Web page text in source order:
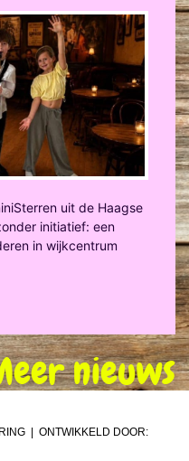
uit de Haagse
initiatief: een
in wijkcentrum
nieuws
| ONTWIKKELD DOOR: